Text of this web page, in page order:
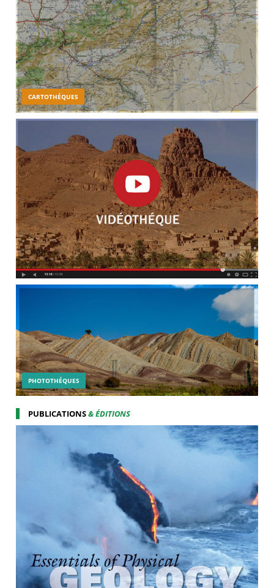
CARTOTHÉQUES
PHOTOTHÉQUES
PUBLICATIONS& ÉDITIONS